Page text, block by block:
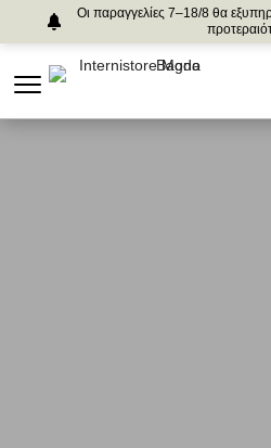
Οι παραγγελίες 7–18/8 θα